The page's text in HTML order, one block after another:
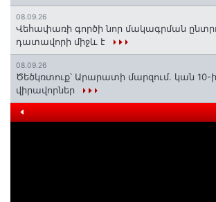
08.09.26
Վեհափառի գործի նոր մակագրման
դատավորի միջև է
08.09.26
Ծեծկռտուք՝ Արարատի մարզում. կան 10-
վիրավորներ